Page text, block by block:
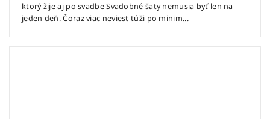
ktorý žije aj po svadbe Svadobné šaty nemusia byť len na
jeden deň. Čoraz viac neviest túži po minim...